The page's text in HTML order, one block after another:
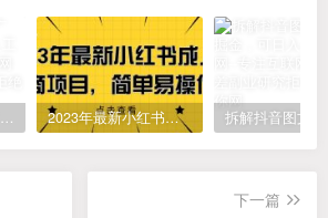
闹钟托管自动播放广告，单机5-10，无需人工操作 2023年最新小红书成人电商项目，简单易操作【详细教程】
下一篇